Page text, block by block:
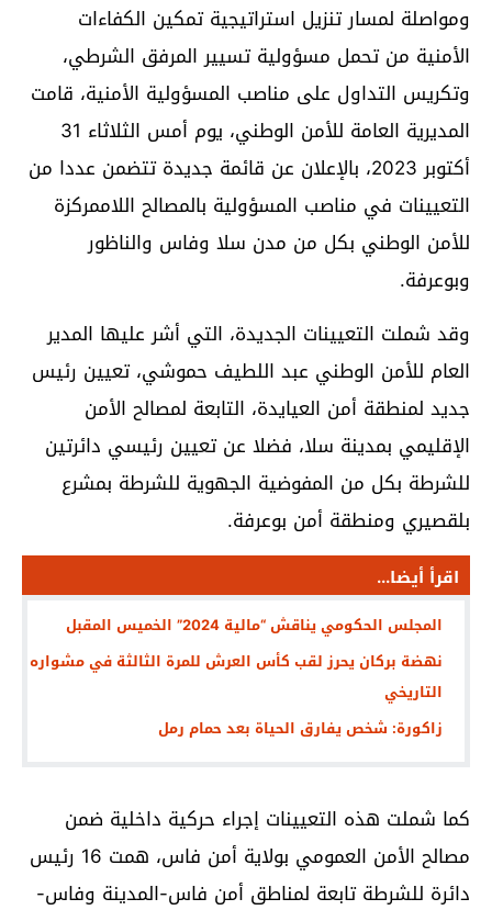
ومواصلة لمسار تنزيل استراتيجية تمكين الكفاءات
الأمنية من تحمل مسؤولية تسيير المرفق الشرطي،
وتكريس التداول على مناصب المسؤولية الأمنية، قامت
المديرية العامة للأمن الوطني، يوم أمس الثلاثاء 31
أكتوبر 2023، بالإعلان عن قائمة جديدة تتضمن عددا من
التعيينات في مناصب المسؤولية بالمصالح اللاممركزة
للأمن الوطني بكل من مدن سلا وفاس والناظور
وبوعرفة.
وقد شملت التعيينات الجديدة، التي أشر عليها المدير
العام للأمن الوطني عبد اللطيف حموشي، تعيين رئيس
جديد لمنطقة أمن العيايدة، التابعة لمصالح الأمن
الإقليمي بمدينة سلا، فضلا عن تعيين رئيسي دائرتين
للشرطة بكل من المفوضية الجهوية للشرطة بمشرع
بلقصيري ومنطقة أمن بوعرفة.
اقرأ أيضا...
المجلس الحكومي يناقش “مالية 2024” الخميس المقبل
نهضة بركان يحرز لقب كأس العرش للمرة الثالثة في مشواره
التاريخي
زاكورة: شخص يفارق الحياة بعد حمام رمل
كما شملت هذه التعيينات إجراء حركية داخلية ضمن
مصالح الأمن العمومي بولاية أمن فاس، همت 16 رئيس
دائرة للشرطة تابعة لمناطق أمن فاس-المدينة وفاس-